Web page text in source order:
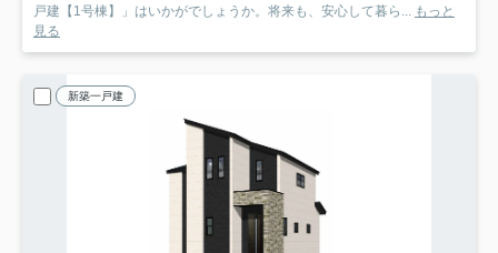
戸建【1号棟】」はいかがでしょうか。将来も、安心して暮ら... もっと
見る
新築一戸建